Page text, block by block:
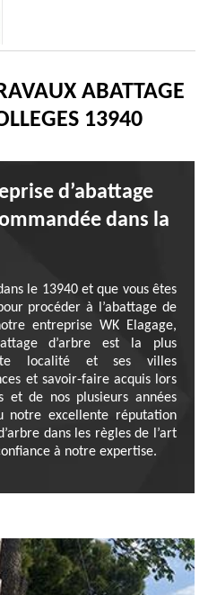
ABATTAGE
13940
d’abattage
dans la
le 13940 et que vous êtes
procéder à l’abattage de
entreprise WK Elagage,
d’arbre est la plus
localité et ses villes
et savoir-faire acquis lors
et de nos plusieurs années
notre excellente réputation
dans les règles de l’art
à notre expertise.